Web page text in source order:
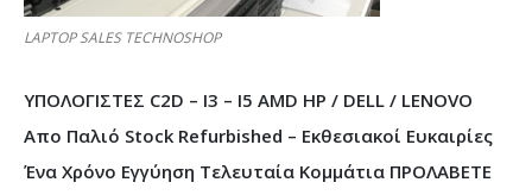
LAPTOP SALES TECHNOSHOP
ΥΠΟΛΟΓΙΣΤΕΣ C2D – I3 – I5 AMD HP / DELL / LENOVO
Απο Παλιό Stock Refurbished – Εκθεσιακοί Ευκαιρίες
Ένα Χρόνο Εγγύηση Τελευταία Κομμάτια ΠΡΟΛΑΒΕΤΕ